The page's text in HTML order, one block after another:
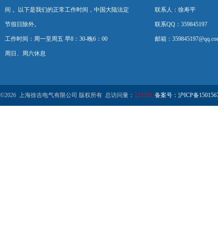
间 。以下是我们的正常工作时间，中国大陆法定
节假日除外。
工作时间：周一至周五 早8：30-晚6：00
周日、周六休息
联系人：徐寿平
联系QQ：359845197
邮箱：
©2026 上海徐吉电气有限公司 版权所有 总访问量： 223226 备案号：沪ICP备